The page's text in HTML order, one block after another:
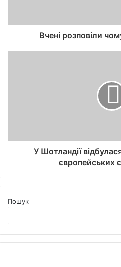
Вчені розповіли
У Шотландії
європейських
Пошук